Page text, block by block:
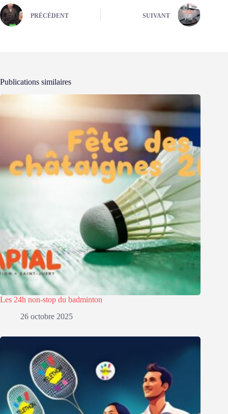
PRÉCÉDENT SUIVANT
Publications similaires
Les 24h non-stop du badminton
26 octobre 2025